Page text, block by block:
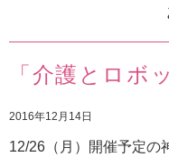
「介護とロボ
2016年12月14日
12/26（月）開催予定の